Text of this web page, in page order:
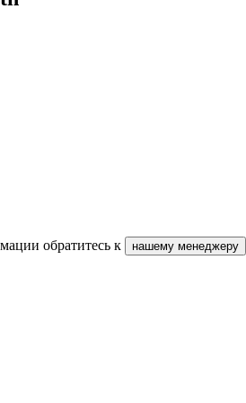
обратитесь к нашему менеджеру